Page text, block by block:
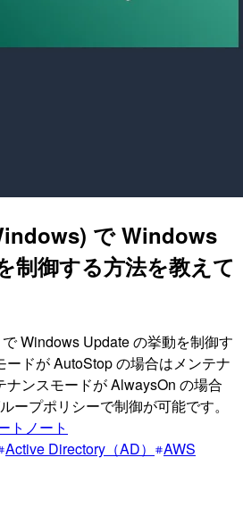
で Windows
制御する方法を教えて
Windows Update の挙動を制御す
ードが AutoStop の場合はメンテナ
ナンスモードが AlwaysOn の場合
ープポリシーで制御が可能です。
トノート
Active Directory（AD）
AWS